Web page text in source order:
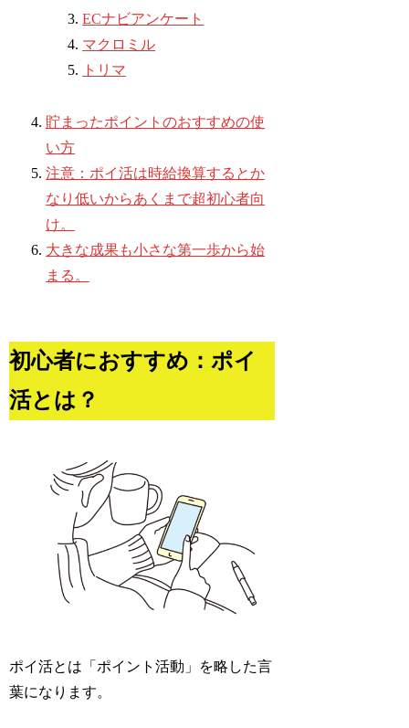
ECナビアンケート
マクロミル
トリマ
貯まったポイントのおすすめの使
い方
注意：ポイ活は時給換算するとか
なり低いからあくまで超初心者向
け。
大きな成果も小さな第一歩から始
まる。
初心者におすすめ：ポイ
活とは？
ポイ活とは「ポイント活動」を略した言
葉になります。